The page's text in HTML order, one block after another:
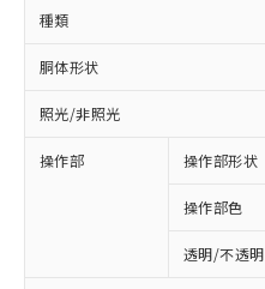
種類
胴体形状
照光/非照光
操作部 操作部形状
操作部色
透明/不透明